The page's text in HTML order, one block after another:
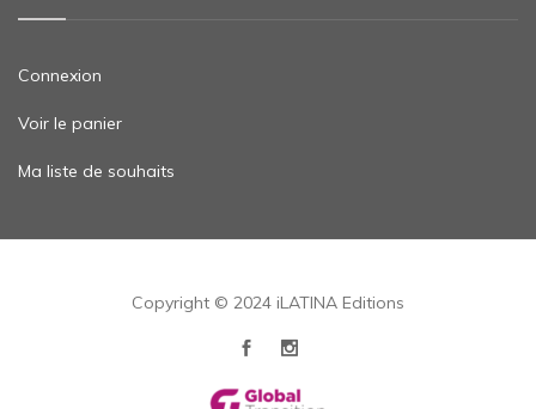
Connexion
Voir le panier
Ma liste de souhaits
Copyright © 2024 iLATINA Editions